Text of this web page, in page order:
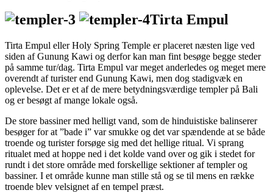
Tirta Empul
Tirta Empul eller Holy Spring Temple er placeret næsten lige ved
siden af Gunung Kawi og derfor kan man fint besøge begge steder
på samme tur/dag. Tirta Empul var meget anderledes og meget mere
overendt af turister end Gunung Kawi, men dog stadigvæk en
oplevelse. Det er et af de mere betydningsværdige templer på Bali
og er besøgt af mange lokale også.
De store bassiner med helligt vand, som de hinduistiske balinserer
besøger for at ”bade i” var smukke og det var spændende at se både
troende og turister forsøge sig med det hellige ritual. Vi sprang
ritualet med at hoppe ned i det kolde vand over og gik i stedet for
rundt i det store område med forskellige sektioner af templer og
bassiner. I et område kunne man stille stå og se til mens en række
troende blev velsignet af en tempel præst.